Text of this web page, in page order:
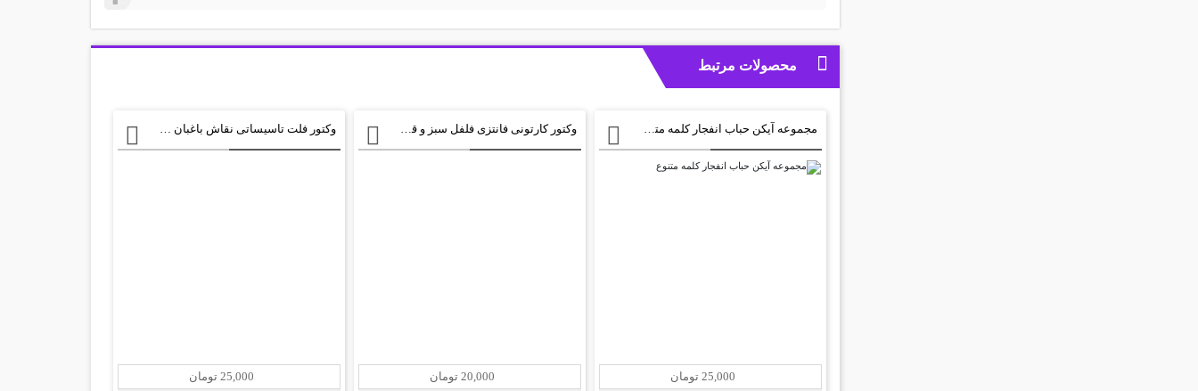
محصولات مرتبط
مجموعه آیکن حباب انفجار کلمه متنوع
25,000 تومان
وکتور کارتونی فانتزی فلفل سبز و قرمز
20,000 تومان
وکتور فلت تاسیساتی نقاش باغبان AI و TIF
25,000 تومان